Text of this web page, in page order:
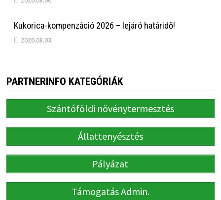
Kukorica-kompenzáció 2026 – lejáró határidő!
2026.08.03.
PARTNERINFO KATEGÓRIÁK
Szántóföldi növénytermesztés
Állattenyésztés
Pályázat
Támogatás Admin.